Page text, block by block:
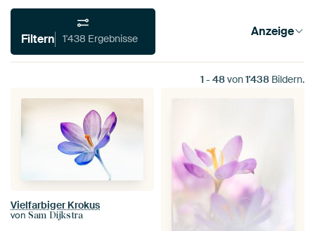
Filtern 1'438 Ergebnisse Anzeige
1 - 48von1'438 Bildern.
Vielfarbiger Krokus
von Sam Dijkstra